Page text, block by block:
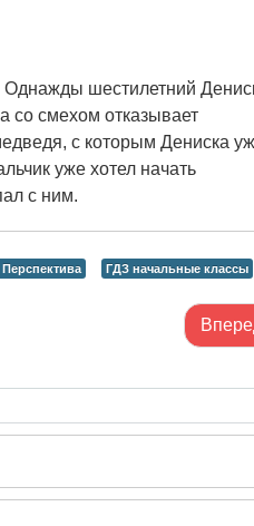
шестилетний
со смехом отказывает
с которым Дениска
уже хотел начать
с ним.
ГДЗ начальные классы